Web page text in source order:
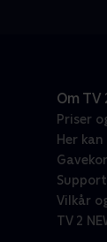
Om TV
Priser
Her
Vilkår
TV 2